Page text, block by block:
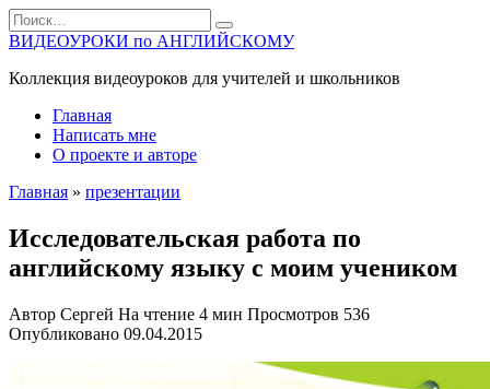
Перейти
к
содержанию
Search
for:
ВИДЕОУРОКИ по АНГЛИЙСКОМУ
Коллекция видеоуроков для учителей и школьников
Главная
Написать мне
О проекте и авторе
Главная » презентации
Исследовательская работа по
английскому языку с моим учеником
Автор Сергей На чтение 4 мин Просмотров 536
Опубликовано 09.04.2015